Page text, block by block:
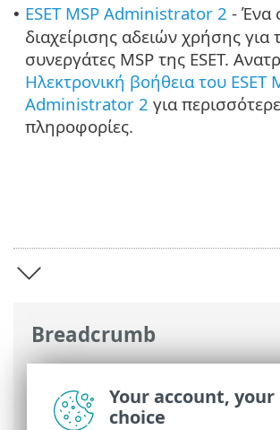
Breadcrumb
Ηλεκτρονική βοήθεια ESET>
PROTECT On-Prem>Εισαγωγή
PROTECT On-Prem
• ESET MSP Administrator 2 - Ένα
διαχείρισης αδειών χρήσης για
συνεργάτες MSP της ESET.
Ηλεκτρονική βοήθεια του ESET
Administrator 2 για
πληροφορίες.
Your account, your
choice